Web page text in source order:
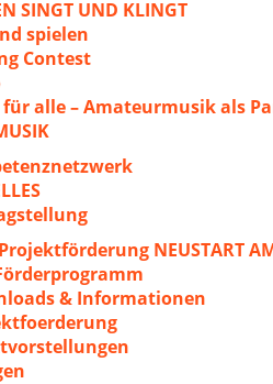
SINGT UND KLINGT
spielen
Contest
alle – Amateurmusik als
NEUSTART
& Informationen